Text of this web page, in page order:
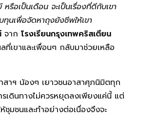
รือเป็นเดือน จะเป็นเรื่องที่ดีกับเขา
ทุนเพื่อจัดหาถุงยังชีพให้เขา
จาก โรงเรียนกรุงเทพคริสเตียน
ที่เขาและเพื่อนๆ กลับมาช่วยเหลือ
าฯ น้องๆ เยาวชนอาสาศุภนิมิตทุก
เดินทางไม่ควรหยุดลงเพียงแค่นี้ แต่
ชุมชนและทำอย่างต่อเนื่องจึงจะ